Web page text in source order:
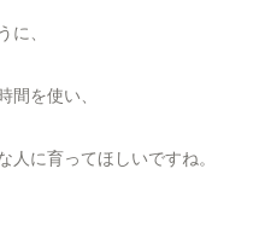
に、
間を使い、
人に育ってほしいですね。